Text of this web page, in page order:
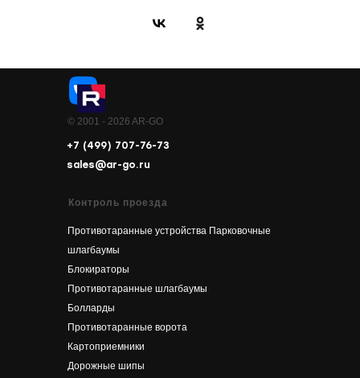
Контроль проезда
Противотаранные устройства Парковочные
шлагбаумы
Блокираторы
Противотаранные шлагбаумы
Болларды
Противотаранные ворота
Картоприемники
Дорожные шипы
© 2001 - 2026 AR-GO
+7 (499) 707-76-73
sales@ar-go.ru